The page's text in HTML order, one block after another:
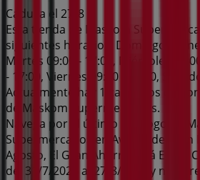
Caduca el 27/8
Esta tienda de Maskom
siguientes horarios: Domingo ,
Martes 09:00 - 17:00, Miércoles
- 17:00, Viernes 09:00 - 17:00, Sábado
Actualmente hay 1 catálogos
de Maskom Supermercados.
Navega por el último catálogo de
Supermercados en Av. Condes San
Agosto, El Gran Ahorro Está En Tu
del 31/7/2026 al 27/8/2026 y no